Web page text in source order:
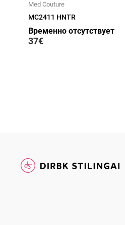
Med Couture
MC2411 HNTR
Временно отсутствует
37€